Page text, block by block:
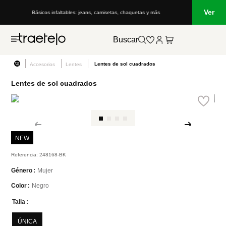
Básicos infaltables: jeans, camisetas, chaquetas y más Ver
Buscar
Accesorios Lentes Lentes de sol cuadrados
Lentes de sol cuadrados
NEW
Referencia:248168-BK
Género Mujer
Color Negro
Talla
ÚNICA